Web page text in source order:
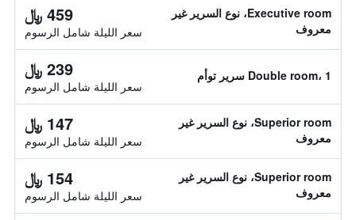
Executive room، نوع السرير غير
معروف
459 ﷼
سعر الليلة شامل الرسوم
Double room، 1 سرير توأم 239 ﷼
سعر الليلة شامل الرسوم
Superior room، نوع السرير غير
معروف
147 ﷼
سعر الليلة شامل الرسوم
Superior room، نوع السرير غير
معروف
154 ﷼
سعر الليلة شامل الرسوم